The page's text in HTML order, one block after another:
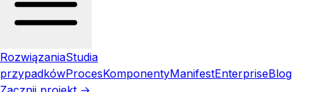
RozwiązaniaStudia
przypadkówProcesKomponentyManifestEnterpriseBlog